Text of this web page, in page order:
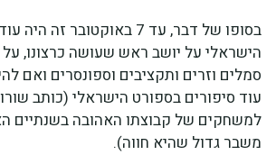
בסופו של דבר, עד 7 באוקטובר
הישראלי על יושב ראש שעושה כרצונו, על
סמלים וזרים ותקציבים וספונסרים ואם
עוד סיפורים בספורט הישראלי (כותב
למשחקים של קבוצתו האהובה בשנתיים
משבר גדול שהיא חווה).